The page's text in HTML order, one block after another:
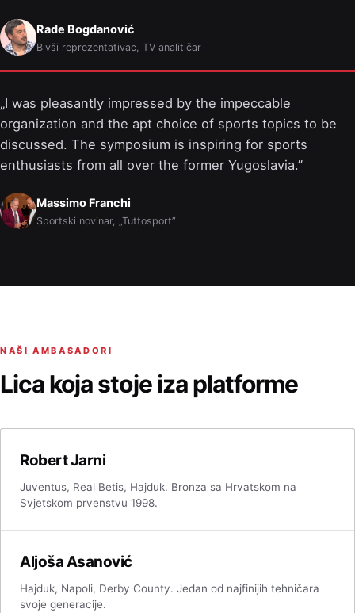
Rade Bogdanović
Bivši reprezentativac, TV analitičar
I was pleasantly impressed by the impeccable
organization and the apt choice of sports topics to be
discussed. The symposium is inspiring for sports
enthusiasts from all over the former Yugoslavia.
Massimo Franchi
Sportski novinar, „Tuttosport”
NAŠI AMBASADORI
Lica koja stoje iza platforme
Robert Jarni
Juventus, Real Betis, Hajduk. Bronza sa Hrvatskom na
Svjetskom prvenstvu 1998.
Aljoša Asanović
Hajduk, Napoli, Derby County. Jedan od najfinijih tehničara
svoje generacije.